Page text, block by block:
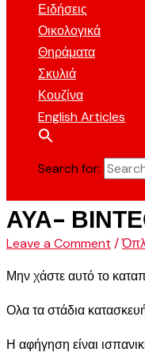
Ειδήσεις
Οικολογικά
Θηράματα
Σκυλιά
Κουζίνα
English Articles
Search for:
ΑΥΑ-
Leave a Comment /
Μην χάστε αυτό το
Ολα τα στάδια
Η αφήγηση είναι